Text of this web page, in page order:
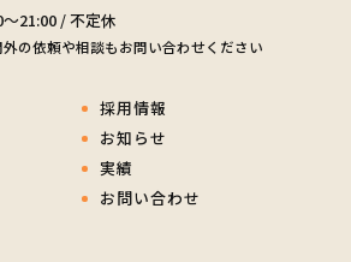
～21:00 / 不定休
外の依頼や相談もお問い合わせください
採用情報
お知らせ
実績
お問い合わせ